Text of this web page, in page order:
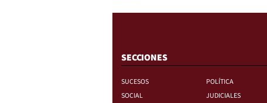
SECCIONES
SUCESOS
POLÍTICA
SOCIAL
JUDICIALES